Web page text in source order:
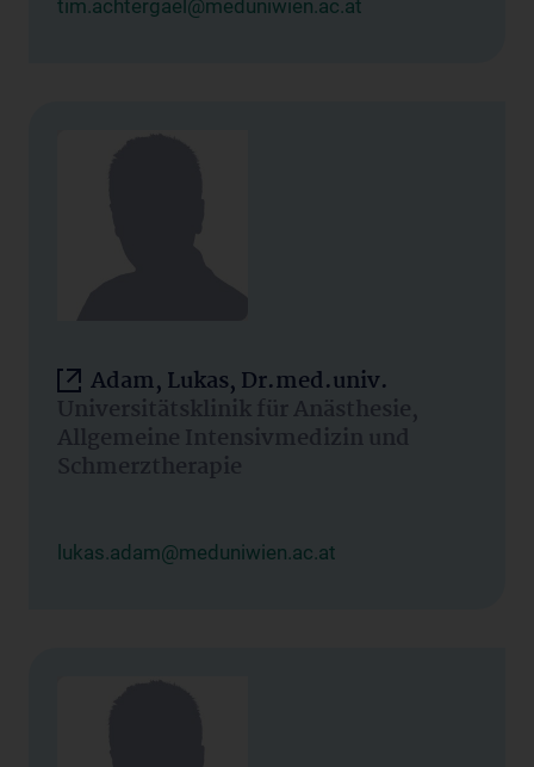
tim.achtergael@meduniwien.ac.at
Adam, Lukas, Dr.med.univ.
Universitätsklinik für Anästhesie,
Allgemeine Intensivmedizin und
Schmerztherapie
lukas.adam@meduniwien.ac.at